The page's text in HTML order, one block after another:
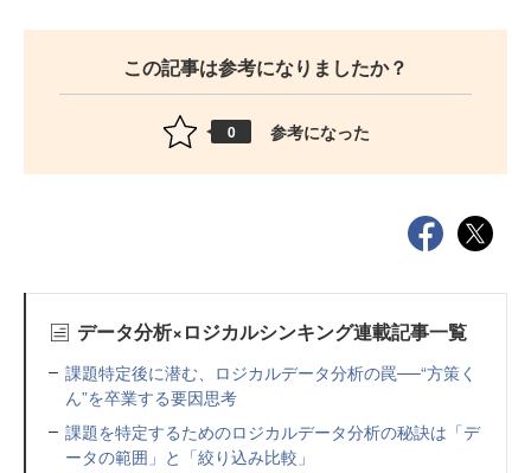
この記事は参考になりましたか？
0 参考になった
データ分析×ロジカルシンキング連載記事一覧
課題特定後に潜む、ロジカルデータ分析の罠──“方策く
ん”を卒業する要因思考
課題を特定するためのロジカルデータ分析の秘訣は「デ
ータの範囲」と「絞り込み比較」